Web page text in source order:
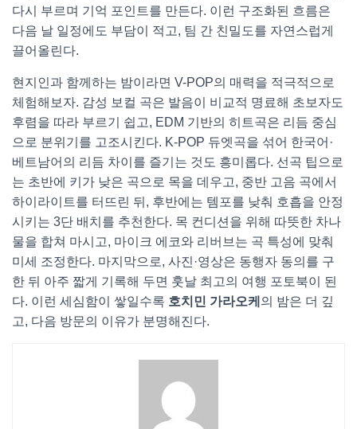
다시 부르며 기억 포인트를 만든다. 이런 구조화된 흐름은
다음 날 일정에도 부담이 적고, 팀 간 친밀도를 자연스럽게
끌어올린다.
현지인과 함께하는 밤이라면 V-POP의 매력을 적극적으로
체험해보자. 감성 보컬 곡은 발음이 비교적 명료해 초보자도
후렴을 따라 부르기 쉽고, EDM 기반의 히트곡은 리듬 중심
으로 분위기를 고조시킨다. K-POP 듀엣곡을 섞어 한국어·
베트남어의 리듬 차이를 즐기는 것도 흥미롭다. 선곡 팁으로
는 초반에 키가 낮은 곡으로 목을 데우고, 중반 고음 곡에서
하이라이트를 터뜨린 뒤, 후반에는 템포를 낮춰 호흡을 안정
시키는 3단 배치를 추천한다. 목 컨디션을 위해 따뜻한 차나
물을 합쳐 마시고, 마이크 에코와 리버브는 곡 특성에 맞춰
미세 조정한다. 마지막으로, 사진·영상은 동행자 동의를 구
한 뒤 아주 짧게 기록해 두면 훗날 최고의 여행 포토북이 된
다. 이런 세심함이 쌓일수록 호치민 가라오케 의 밤은 더 깊
고, 다음 방문의 이유가 분명해진다.